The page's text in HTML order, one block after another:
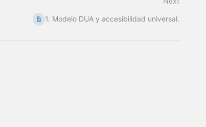
1. Modelo DUA y accesibilidad universal.